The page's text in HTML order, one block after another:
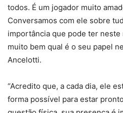
todos. É um jogador muito
Conversamos com ele sobre
importância que pode ter
muito bem qual é o seu papel
Ancelotti.
“Acredito que, a cada dia, ele
forma possível para estar